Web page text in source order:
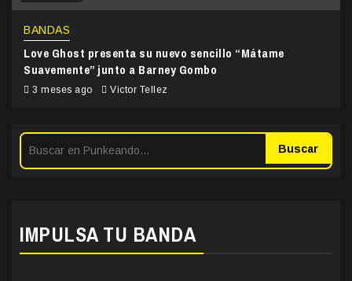
BANDAS
Love Ghost presenta su nuevo sencillo “Mátame
Suavemente” junto a Barney Gombo
3 meses ago Victor Tellez
Buscar
IMPULSA TU BANDA